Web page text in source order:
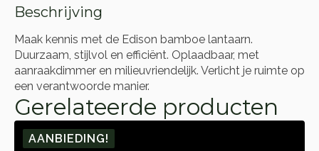
Beschrijving
Maak kennis met de Edison bamboe lantaarn.
Duurzaam, stijlvol en efficiënt. Oplaadbaar, met
aanraakdimmer en milieuvriendelijk. Verlicht je ruimte op
een verantwoorde manier.
Gerelateerde producten
AANBIEDING!